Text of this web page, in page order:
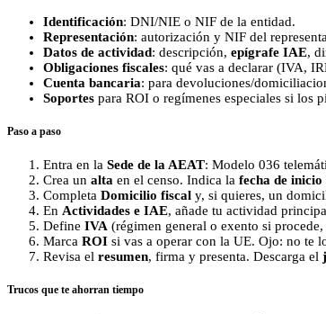
Identificación: DNI/NIE o NIF de la entidad.
Representación: autorización y NIF del
Datos de actividad: descripción, epígrafe IAE,
Obligaciones fiscales: qué vas a declarar (IVA,
Cuenta bancaria: para devoluciones/
Soportes para ROI o regímenes especiales si los
Paso a paso
Entra en la Sede de la AEAT: Modelo 036
Crea un alta en el censo. Indica la fecha de inicio
Completa Domicilio fiscal y, si quieres, un
En Actividades e IAE, añade tu actividad
Define IVA (régimen general o exento si
Marca ROI si vas a operar con la UE. Ojo: no te
Revisa el resumen, firma y presenta. Descarga el
Trucos que te ahorran tiempo